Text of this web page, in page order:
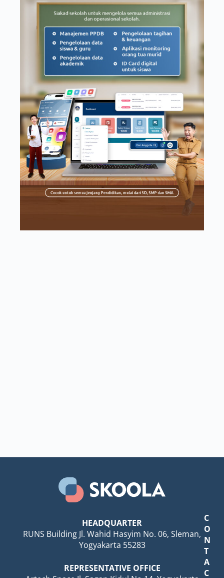
HEADQUARTER
RUNS Building Jl. Wahid Hasyim No. 06, Sleman,
Yogyakarta 55283
REPRESENTATIVE OFFICE
C
O
N
T
A
C